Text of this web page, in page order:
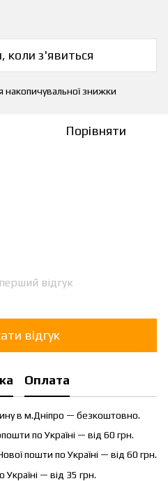
коли з'явиться
накопичувальної знижки
Порівняти
відгук
відгук
Оплата
в м.Дніпро — безкоштовно.
по Україні — від 60 грн.
пошти по Україні — від 60 грн.
— від 35 грн.